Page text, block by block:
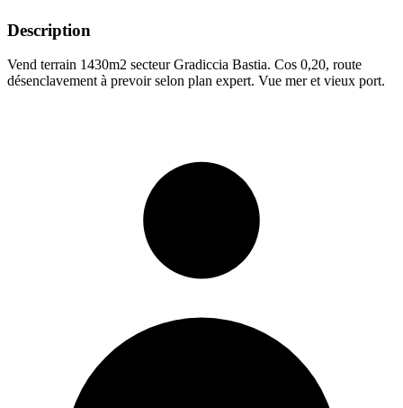
Description
Vend terrain 1430m2 secteur Gradiccia Bastia. Cos 0,20, route
désenclavement à prevoir selon plan expert. Vue mer et vieux port.